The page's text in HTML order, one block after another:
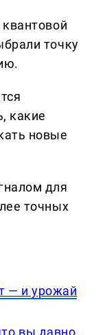
точку
какие
новые
для
точных
— и урожай
вы давно